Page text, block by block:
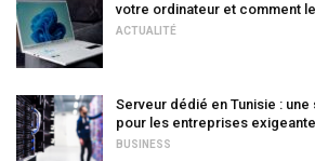
votre ordinateur et comment
ACTUALITÉ
Serveur dédié en Tunisie :
pour les entreprises
BUSINESS